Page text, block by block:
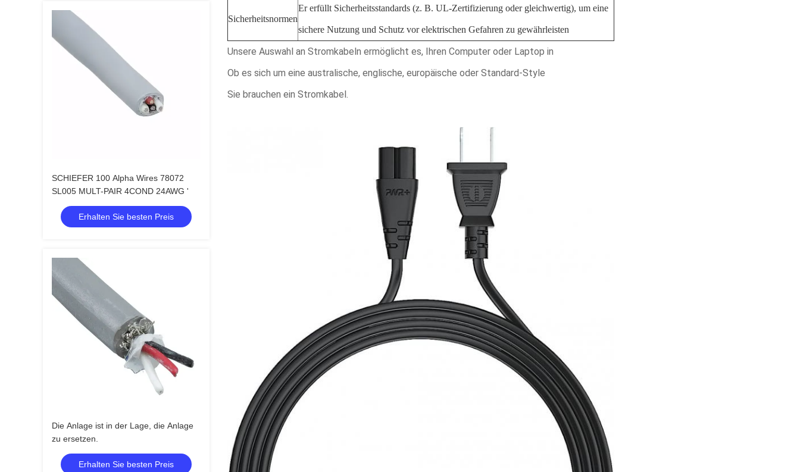
SCHIEFER 100 Alpha Wires 78072
SL005 MULT-PAIR 4COND 24AWG '
Erhalten Sie besten Preis
Die Anlage ist in der Lage, die Anlage
zu ersetzen.
Erhalten Sie besten Preis
Sicherheitsnormen
Er erfüllt Sicherheitsstandards (z. B. UL-Zertifizierung oder gleichwertig), um eine
sichere Nutzung und Schutz vor elektrischen Gefahren zu gewährleisten
Unsere Auswahl an Stromkabeln ermöglicht es, Ihren Computer oder Laptop in
Ob es sich um eine australische, englische, europäische oder Standard-Style
Sie brauchen ein Stromkabel.